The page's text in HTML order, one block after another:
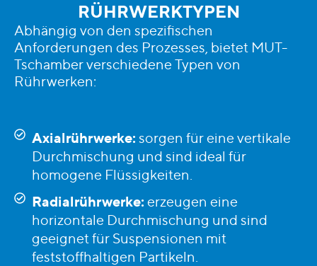
RÜHRWERKTYPEN
Abhängig von den spezifischen
Anforderungen des Prozesses, bietet MUT-
Tschamber verschiedene Typen von
Rührwerken:
Axialrührwerke: sorgen für eine vertikale
Durchmischung und sind ideal für
homogene Flüssigkeiten.
Radialrührwerke: erzeugen eine
horizontale Durchmischung und sind
geeignet für Suspensionen mit
feststoffhaltigen Partikeln.